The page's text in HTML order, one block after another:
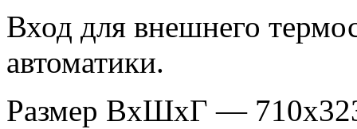
Вход для внешнего
автоматики.
Размер ВxШxГ —